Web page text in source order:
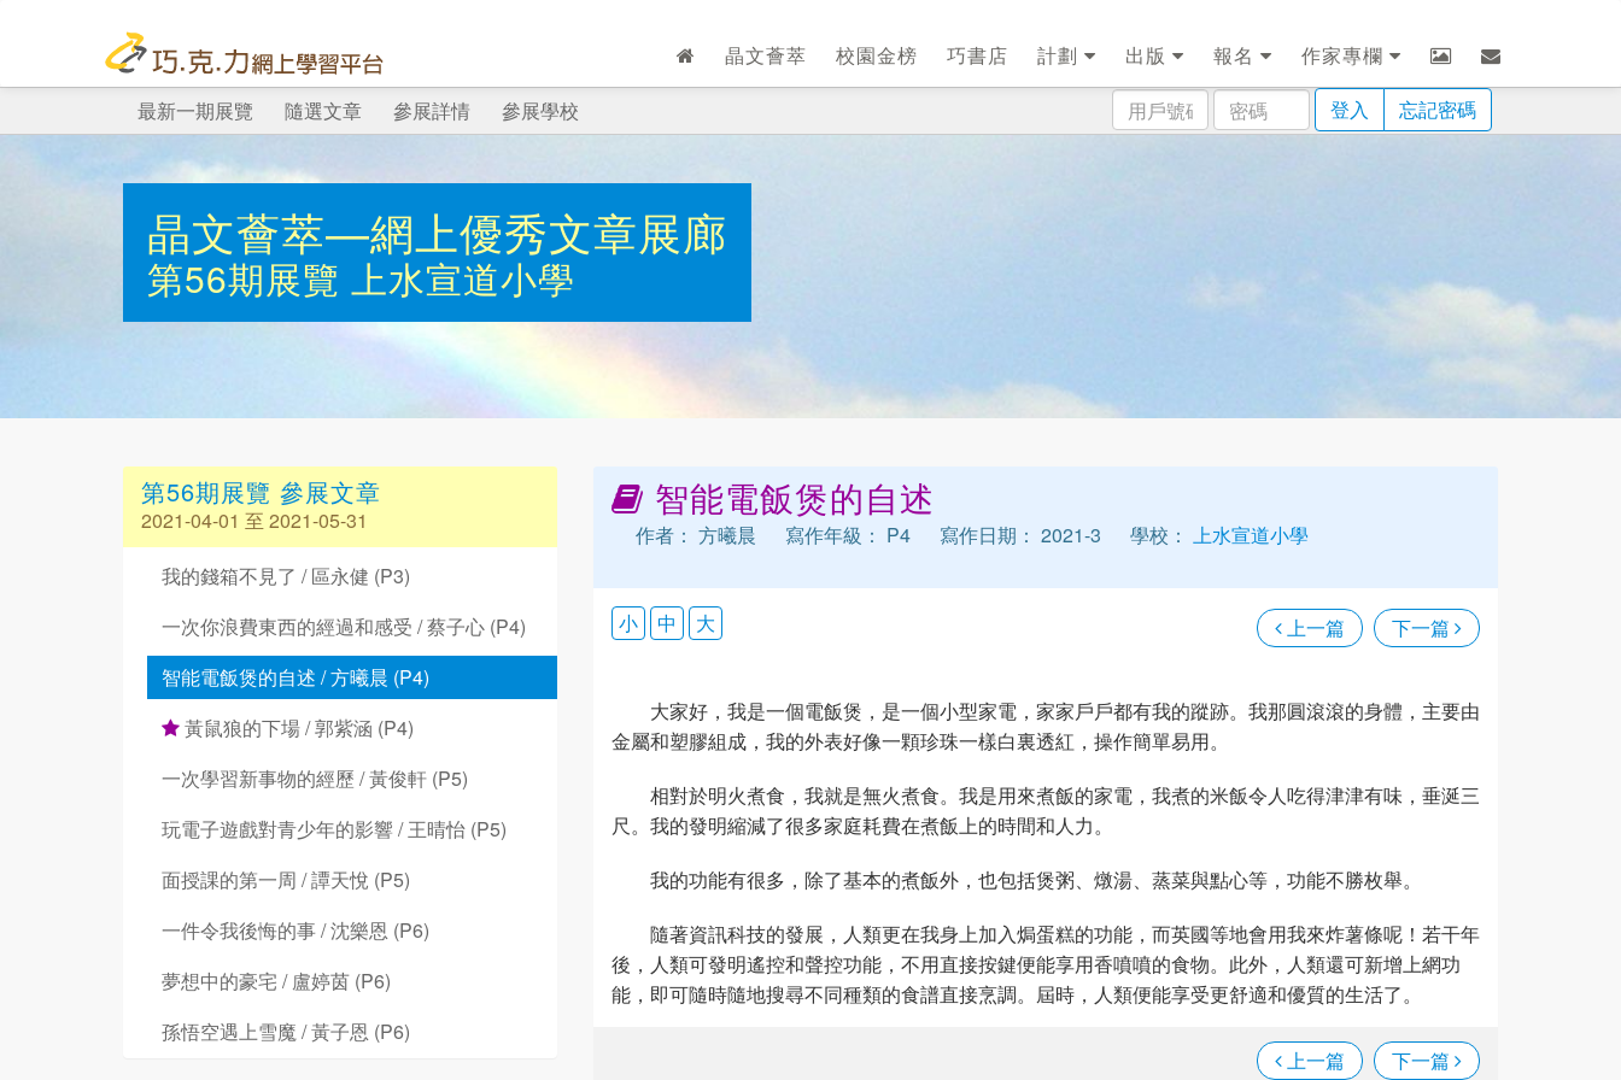
晶文薈萃 校園金榜 巧書店 計劃 出版 報名
作家專欄
用
戶
密
碼
登入 忘記密碼
最新一期展覽 隨選文章 參展詳情 參展學校
晶文薈萃—網上優秀文章展廊
第56期展覽 上水宣道小學
第56期展覽 參展文章
2021-04-01 至 2021-05-31
我的錢箱不見了 / 區永健 (P3)
一次你浪費東西的經過和感受 / 蔡子心 (P4)
智能電飯煲的自述 / 方曦晨 (P4)
黃鼠狼的下場 / 郭紫涵 (P4)
一次學習新事物的經歷 / 黃俊軒 (P5)
玩電子遊戲對青少年的影響 / 王晴怡 (P5)
面授課的第一周 / 譚天悅 (P5)
一件令我後悔的事 / 沈樂恩 (P6)
夢想中的豪宅 / 盧婷茵 (P6)
孫悟空遇上雪魔 / 黃子恩 (P6)
智能電飯煲的自述
作者： 方曦晨 寫作年級： P4 寫作日期： 2021-3 學校： 上水宣道小學
上一篇 下一篇
小 中 大
大家好，我是一個電飯煲，是一個小型家電，家家戶戶都有我的蹤跡。我那圓滾滾的身體，主要由
金屬和塑膠組成，我的外表好像一顆珍珠一樣白裏透紅，操作簡單易用。
相對於明火煮食，我就是無火煮食。我是用來煮飯的家電，我煮的米飯令人吃得津津有味，垂涎三
尺。我的發明縮減了很多家庭耗費在煮飯上的時間和人力。
我的功能有很多，除了基本的煮飯外，也包括煲粥、燉湯、蒸菜與點心等，功能不勝枚舉。
隨著資訊科技的發展，人類更在我身上加入焗蛋糕的功能，而英國等地會用我來炸薯條呢！若干年
後，人類可發明遙控和聲控功能，不用直接按鍵便能享用香噴噴的食物。此外，人類還可新增上網功
能，即可隨時隨地搜尋不同種類的食譜直接烹調。屆時，人類便能享受更舒適和優質的生活了。
上一篇 下一篇